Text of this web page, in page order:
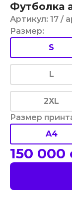
Футболка
Артикул: 17 /
Размер:
S
L
2XL
Размер
A4
150 000